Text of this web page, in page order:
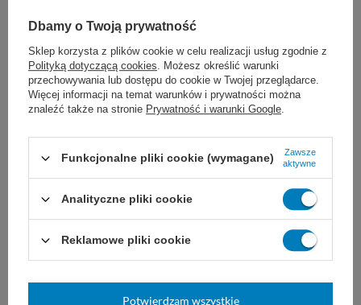
chirurgia okulistyczna
pacjenta, wielkości uszkodzonej tkanki i rany,
a także od wybranej techniki i doświadczenia
chirurga.Nie są znane żadne
przeciwwskazania do stosowania nici
poliamidowych JOST.
Dbamy o Twoją prywatność
Sklep korzysta z plików cookie w celu realizacji usług zgodnie z
Polityką dotyczącą cookies. Możesz określić warunki
przechowywania lub dostępu do cookie w Twojej przeglądarce.
Więcej informacji na temat warunków i prywatności można
znaleźć także na stronie Prywatność i warunki Google.
Funkcjonalne pliki cookie (wymagane)
Zawsze
aktywne
Analityczne pliki cookie
Reklamowe pliki cookie
Potwierdzam wszystkie